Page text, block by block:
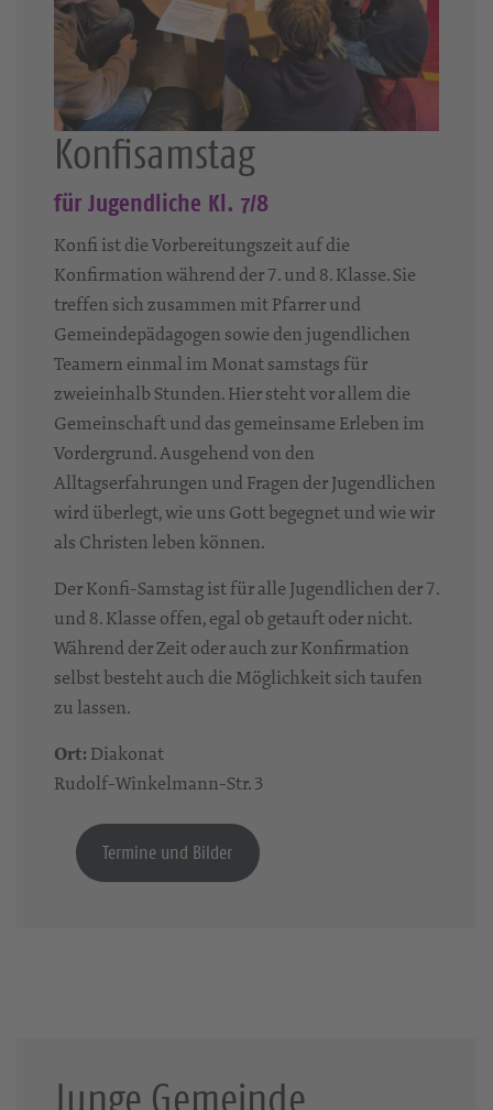
Konfisamstag
für Jugendliche Kl. 7/8
Konfi ist die Vorbereitungszeit auf die
Konfirmation während der 7. und 8. Klasse. Sie
treffen sich zusammen mit Pfarrer und
Gemeindepädagogen sowie den jugendlichen
Teamern einmal im Monat samstags für
zweieinhalb Stunden. Hier steht vor allem die
Gemeinschaft und das gemeinsame Erleben im
Vordergrund. Ausgehend von den
Alltagserfahrungen und Fragen der Jugendlichen
wird überlegt, wie uns Gott begegnet und wie wir
als Christen leben können.
Der Konfi-Samstag ist für alle Jugendlichen der 7.
und 8. Klasse offen, egal ob getauft oder nicht.
Während der Zeit oder auch zur Konfirmation
selbst besteht auch die Möglichkeit sich taufen
zu lassen.
Ort: Diakonat
Rudolf-Winkelmann-Str. 3
Termine und Bilder
Junge Gemeinde